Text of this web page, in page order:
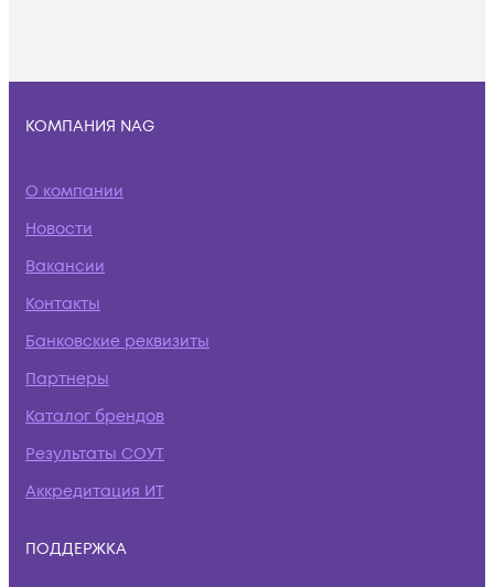
КОМПАНИЯ NAG
О компании
Новости
Вакансии
Контакты
Банковские реквизиты
Партнеры
Каталог брендов
Результаты СОУТ
Аккредитация ИТ
ПОДДЕРЖКА